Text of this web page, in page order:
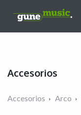
Accesorios
Accesorios Arco